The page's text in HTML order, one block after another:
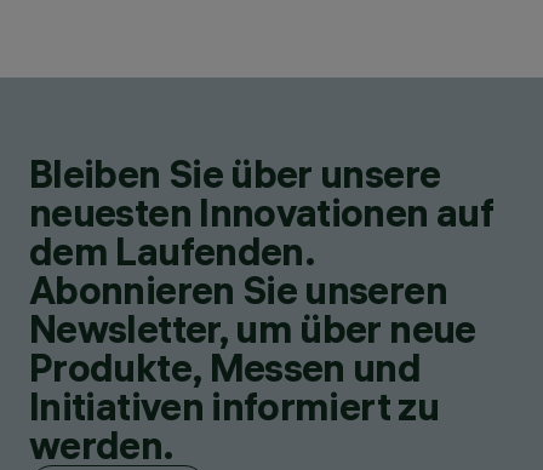
Bleiben Sie über unsere
neuesten Innovationen auf
dem Laufenden.
Abonnieren Sie unseren
Newsletter, um über neue
Produkte, Messen und
Initiativen informiert zu
werden.